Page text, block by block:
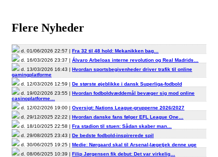
Flere Nyheder
d. 01/06/2026 22:57 | Fra 32 til 48 hold: Mekanikken bag…
d. 16/03/2026 23:37 | Álvaro Arbeloas interne revolution og Real Madrids…
d. 13/03/2026 16:43 | Hvordan sportsbegivenheder driver trafik til online
gamingplatforme
d. 12/03/2026 12:59 | De største øjeblikke i dansk Superliga-fodbold
d. 19/02/2026 23:55 | Hvordan fodboldvæddemål bevæger sig mod online
casinoplatforme…
d. 12/02/2026 19:00 | Oversigt: Nations League-grupperne 2026/2027
d. 29/12/2025 22:22 | Hvordan danske fans følger EFL League One…
d. 18/10/2025 22:58 | Fra stadion til stuen: Sådan skaber man…
d. 29/08/2025 23:43 | De bedste fodbold-inspirerede spil
d. 30/06/2025 19:25 | Medie: Nørgaard skal til Arsenal-lægetjek denne uge
d. 08/06/2025 10:39 | Filip Jørgensen fik debut: Det var virkelig…